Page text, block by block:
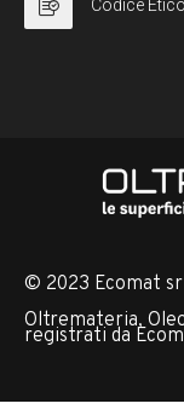
Codice Etico
© 2023 Ecomat
Oltremateria,
registrati da